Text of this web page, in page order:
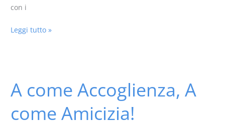
con i
Leggi tutto »
A come Accoglienza, A
come Amicizia!
come
Accoglienza,
A